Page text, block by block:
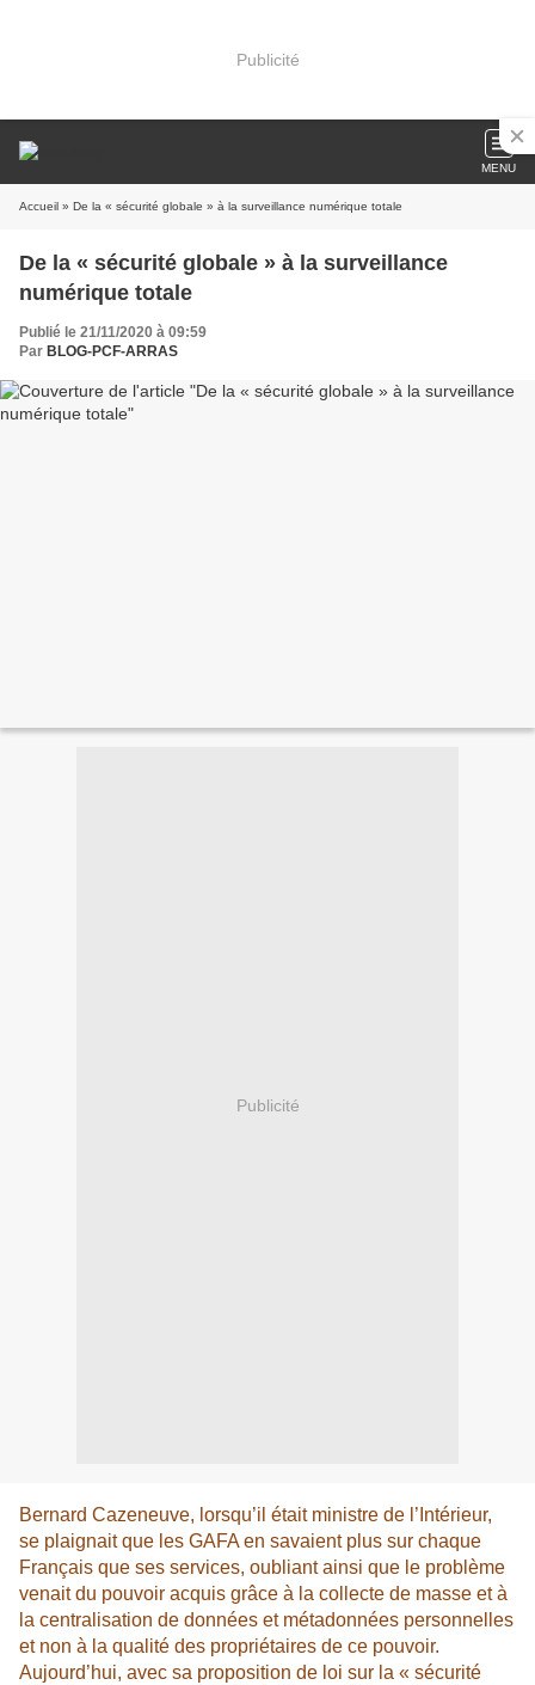
Publicité
MENU
Accueil » De la « sécurité globale » à la surveillance numérique totale
De la « sécurité globale » à la surveillance
numérique totale
Publié le 21/11/2020 à 09:59
Par BLOG-PCF-ARRAS
Publicité
Bernard Cazeneuve, lorsqu’il était ministre de l’Intérieur,
se plaignait que les GAFA en savaient plus sur chaque
Français que ses services, oubliant ainsi que le problème
venait du pouvoir acquis grâce à la collecte de masse et à
la centralisation de données et métadonnées personnelles
et non à la qualité des propriétaires de ce pouvoir.
Aujourd’hui, avec sa proposition de loi sur la « sécurité